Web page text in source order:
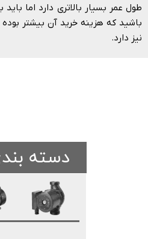
طول عمر بسیار بالاتری دارد اما
باشید که هزینه خرید آن بیشتر
نیز دارد.​​​​​​​
دسته